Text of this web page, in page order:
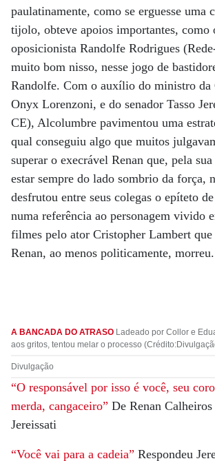
paulatinamente, como se erguesse uma
tijolo, obteve apoios importantes, como
oposicionista Randolfe Rodrigues
muito bom nisso, nesse jogo de
Randolfe. Com o auxílio do ministro da
Onyx Lorenzoni, e do senador Tasso
CE), Alcolumbre pavimentou uma
qual conseguiu algo que muitos
superar o execrável Renan que, pela
estar sempre do lado sombrio da força,
desfrutou entre seus colegas o epíteto
numa referência ao personagem vivido
filmes pelo ator Cristopher Lambert que
Renan, ao menos politicamente, morreu.
A BANCADA DO ATRASO Ladeado por Collor e
aos gritos, tentou melar o processo
Divulgação
“O responsável por isso é você, seu
merda, cangaceiro” De Renan Calheiros
Jereissati
“Você vai para a cadeia” Respondeu